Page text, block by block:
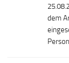
dem